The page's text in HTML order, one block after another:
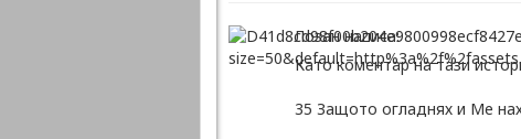
Лозан написа:
Като коментар на тази
35 Защото огладнях и Ме